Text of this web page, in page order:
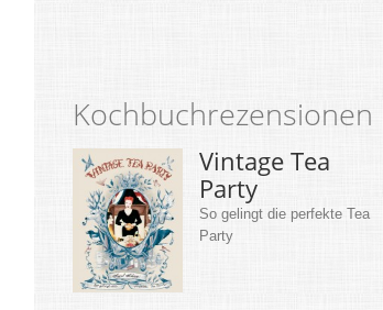
Kochbuchrezensionen
Vintage Tea
Party
So gelingt die perfekte Tea
Party